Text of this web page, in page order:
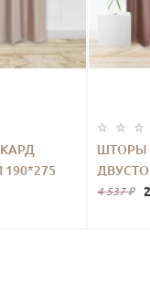
ШТОРЫ
4 537 ₽